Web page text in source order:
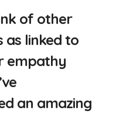
of other
as linked to
empathy
an amazing